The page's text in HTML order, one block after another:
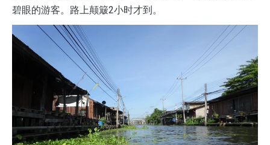
碧眼的游客。路上颠簸2小时才到。